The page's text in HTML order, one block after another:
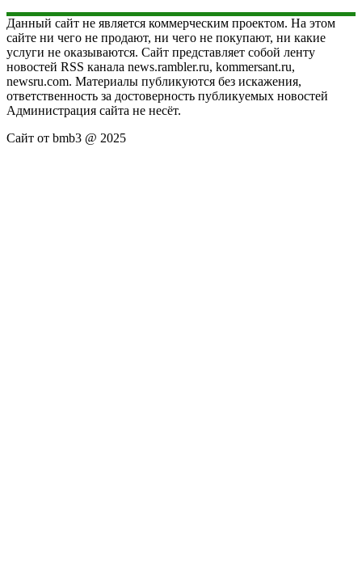
Данный сайт не является коммерческим проектом. На этом
сайте ни чего не продают, ни чего не покупают, ни какие
услуги не оказываются. Сайт представляет собой ленту
новостей RSS канала news.rambler.ru, kommersant.ru,
newsru.com. Материалы публикуются без искажения,
ответственность за достоверность публикуемых новостей
Администрация сайта не несёт.
Сайт от bmb3 @ 2025